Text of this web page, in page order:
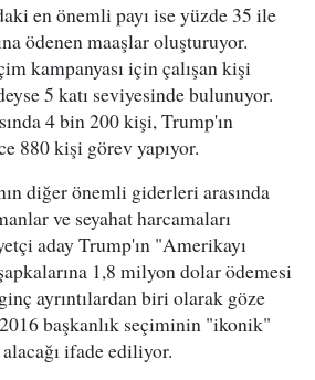
en önemli payı ise yüzde 35 ile
ödenen maaşlar oluşturuyor.
kampanyası için çalışan kişi
5 katı seviyesinde bulunuyor.
4 bin 200 kişi, Trump'ın
880 kişi görev yapıyor.
diğer önemli giderleri arasında
ve seyahat harcamaları
aday Trump'ın "Amerikayı
1,8 milyon dolar ödemesi
ayrıntılardan biri olarak göze
başkanlık seçiminin "ikonik"
ifade ediliyor.